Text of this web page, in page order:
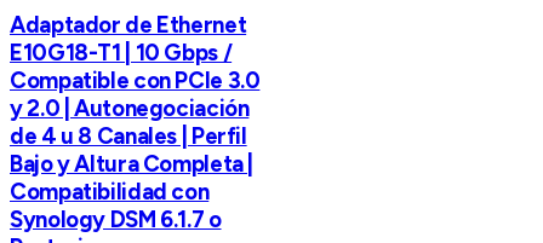
Adaptador de Ethernet
E10G18-T1 | 10 Gbps /
Compatible con PCIe 3.0
y 2.0 | Autonegociación
de 4 u 8 Canales | Perfil
Bajo y Altura Completa |
Compatibilidad con
Synology DSM 6.1.7 o